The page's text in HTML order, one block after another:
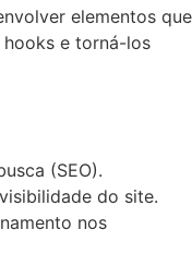
elementos que
hooks e torná-los
(SEO).
do site.
nos